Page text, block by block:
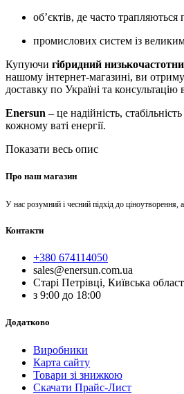
об’єктів, де часто
промислових систем із
Купуючи гібридний
нашому інтернет-магазині, ви
доставку по Україні та консультацію
Enersun – це надійність,
кожному ваті енергії.
Показати весь опис
Про наш магазин
У нас розумний і чесний підхід до ціноутворення,
Контакти
+380 674114050
sales@enersun.com.ua
Старі Петрівці, Київська
з 9:00 до 18:00
Додатково
Виробники
Карта сайту
Товари зі знижкою
Скачати Прайс-Лист